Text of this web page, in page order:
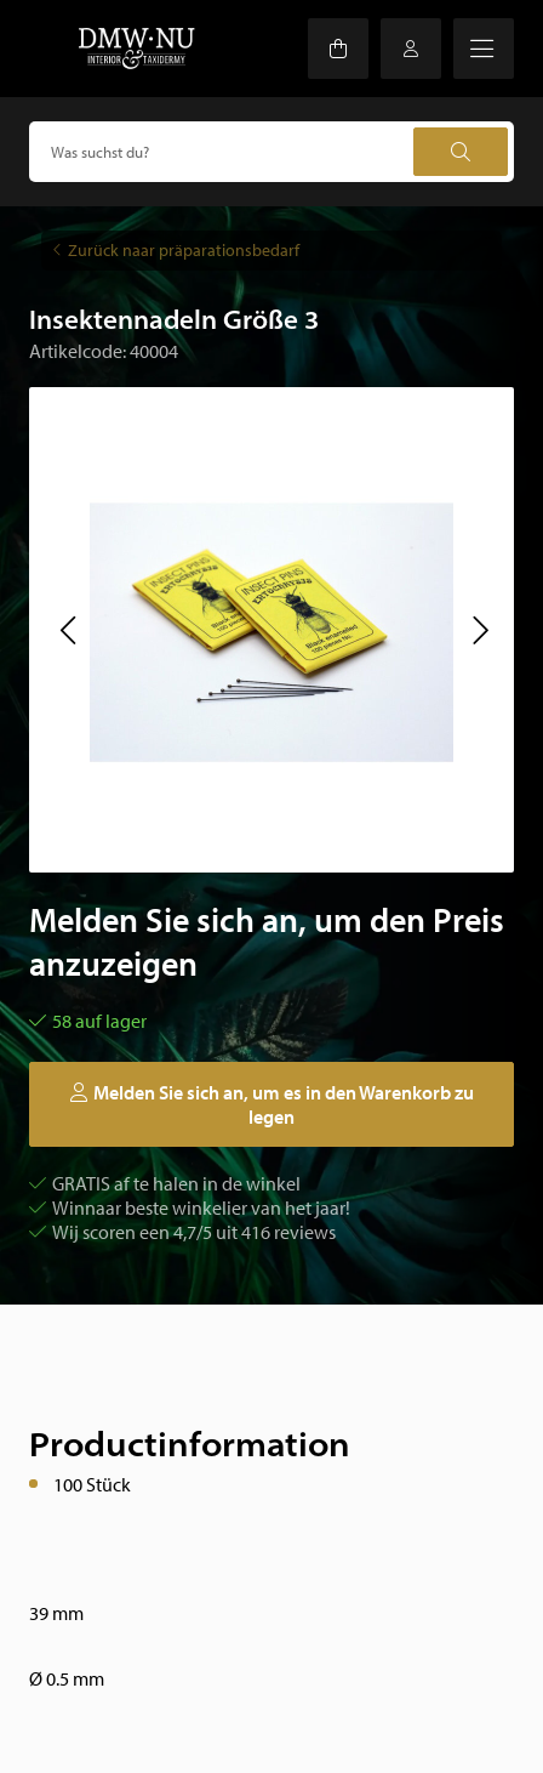
Zurück naar präparationsbedarf
Insektennadeln Größe 3
Artikelcode: 40004
Melden Sie sich an, um den Preis
anzuzeigen
58 auf lager
Melden Sie sich an, um es in den Warenkorb zu
legen
GRATIS af te halen in de winkel
Winnaar beste winkelier van het jaar!
Wij scoren een 4,7/5 uit 416 reviews
Productinformation
100 Stück
39 mm
Ø 0.5 mm